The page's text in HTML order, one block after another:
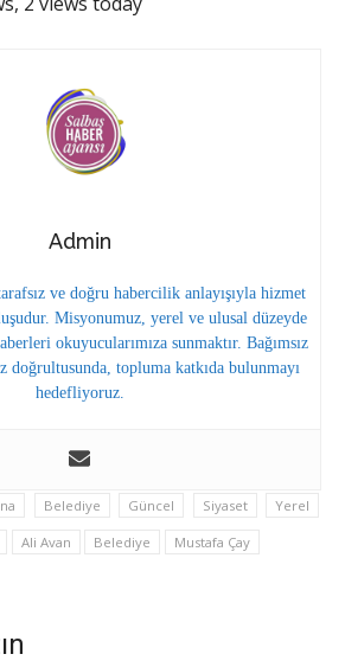
Admin
ve doğru habercilik anlayışıyla hizmet
Misyonumuz, yerel ve ulusal düzeyde
okuyucularımıza sunmaktır. Bağımsız
topluma katkıda bulunmayı
hedefliyoruz.
Belediye Güncel Siyaset Yerel
Ali Avan Belediye
Mustafa Çay